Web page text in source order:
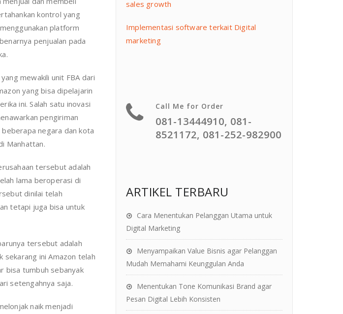
kontrol yang
platform
penjualan pada
mewakili unit FBA dari
yang bisa dipelajarin
ini. Salah satu inovasi
pengiriman
negara dan kota
Manhattan.
tersebut adalah
lama beroperasi di
dinilai telah
tetapi juga bisa untuk
tersebut adalah
sekarang ini Amazon telah
bisa tumbuh sebanyak
setengahnya saja.
naik menjadi
sales growth
Implementasi software terkait Digital
marketing
Call Me for Order
081-13444910, 081-
8521172, 081-252-982900
ARTIKEL TERBARU
Cara Menentukan Pelanggan Utama untuk
Digital Marketing
Menyampaikan Value Bisnis agar Pelanggan
Mudah Memahami Keunggulan Anda
Menentukan Tone Komunikasi Brand agar
Pesan Digital Lebih Konsisten